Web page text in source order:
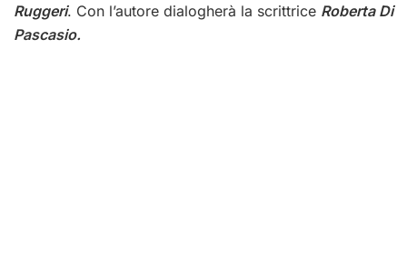
Ruggeri. Con l’autore dialogherà la scrittrice Roberta Di
Pascasio.